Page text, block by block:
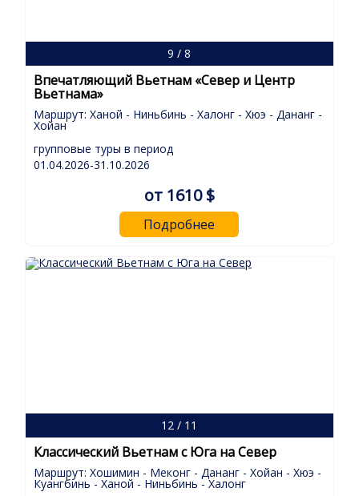
9 / 8
Впечатляющий Вьетнам «Север и Центр
Вьетнама»
Маршрут: Ханой - Ниньбинь - Халонг - Хюэ - Дананг -
Хойан
групповые туры в период
01.04.2026-31.10.2026
от 1610 $
Подробнее
12 / 11
Классический Вьетнам с Юга на Север
Маршрут: Хошимин - Меконг - Дананг - Хойан - Хюэ -
Куангбинь - Ханой - Ниньбинь - Халонг